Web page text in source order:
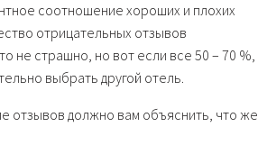
соотношение хороших и плохих
отрицательных отзывов
не страшно, но вот если все 50 – 70 %,
выбрать другой отель.
отзывов должно вам объяснить, что же